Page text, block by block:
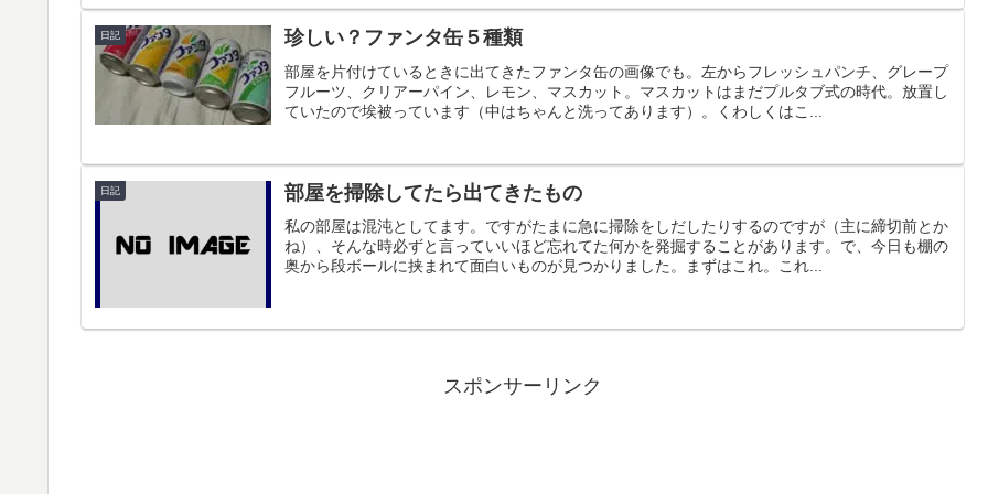
日記 珍しい？ファンタ缶５種類
部屋を片付けているときに出てきたファンタ缶の画像でも。左からフレッシュパンチ、グレープ
フルーツ、クリアーパイン、レモン、マスカット。マスカットはまだプルタブ式の時代。放置し
ていたので埃被っています（中はちゃんと洗ってあります）。くわしくはこ...
日記 部屋を掃除してたら出てきたもの
私の部屋は混沌としてます。ですがたまに急に掃除をしだしたりするのですが（主に締切前とか
ね）、そんな時必ずと言っていいほど忘れてた何かを発掘することがあります。で、今日も棚の
奥から段ボールに挟まれて面白いものが見つかりました。まずはこれ。これ...
スポンサーリンク